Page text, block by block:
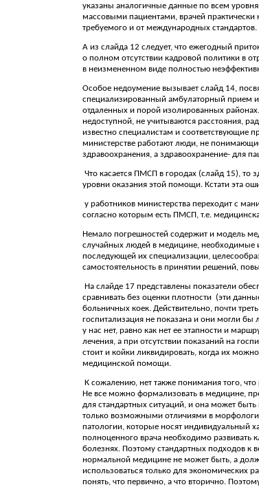
указаны аналогичные данные по всем
массовыми пациентами, врачей практически
требуемого и от международных стандартов.
А из слайда 12 следует, что ежегодный
о полном отсутствии кадровой политики в
в неизмененном виде полностью
Особое недоумение вызывает слайд 14,
специализированный амбулаторный прием
отдаленных и порой изолированных
недоступной, не учитываются расстояния,
известно специалистам и соответствующие
министерстве работают люди, не
здравоохранения, а здравоохранение- для
Что касается ПМСП в городах (слайд 15), то
уровни оказания этой помощи. Кстати эта
у работников министерства переходит с
согласно которым есть ПМСП, т.е.
Немало погрешностей содержит и модель
случайных людей в медицине, необходимые
последующей их специализации,
самостоятельность в принятии решений,
На слайде 17 представлены показатели
сравнивать без оценки плотности (эти
больничных коек. Действительно, почти
госпитализация не показана и они могли бы
у нас нет, равно как нет ее этапности и
лечения, а при отсутствии показаний на
стоит и койки ликвидировать, когда их
медицинской помощи.
К сожалению, нет также понимания того,
Не все можно формализовать в медицине,
для стандартных ситуаций, и она может
только возможными отличиями в
патологии, которые носят индивидуальный
полноценного врача необходимо развивать
болезнях. Поэтому стандартных подходов к
нормальной медицине не может быть, а
использоваться только для экономических
понять, что первично, а что вторично.